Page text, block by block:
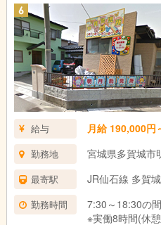
給与 月給 190,000円
勤務地 宮城県多賀城市
最寄駅 JR仙石線 多賀
勤務時間
7:30～18:30の
※実働8時間(休憩